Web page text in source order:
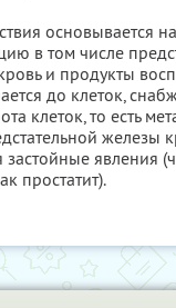
основывается
в том числе
и продукты
до клеток,
клеток, то есть
железы
застойные явления
простатит).